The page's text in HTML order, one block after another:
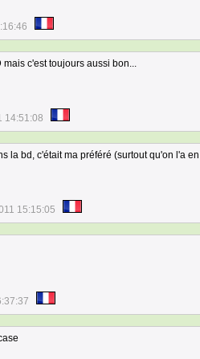
c'est toujours aussi bon...
14:51:08
la bd, c'était ma préféré (surtout qu'on l'a
15:15:05